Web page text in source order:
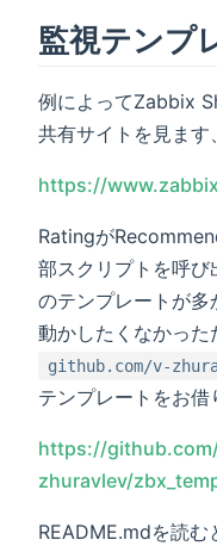
監視テンプ
例によってZabbix
共有サイトを見ます、
https://
Ratingが
部スクリプトを呼
のテンプレートが
動かしたくなかっ
github.com/v-
テンプレートをお借
https://
zhuravlev/
README.mdを読